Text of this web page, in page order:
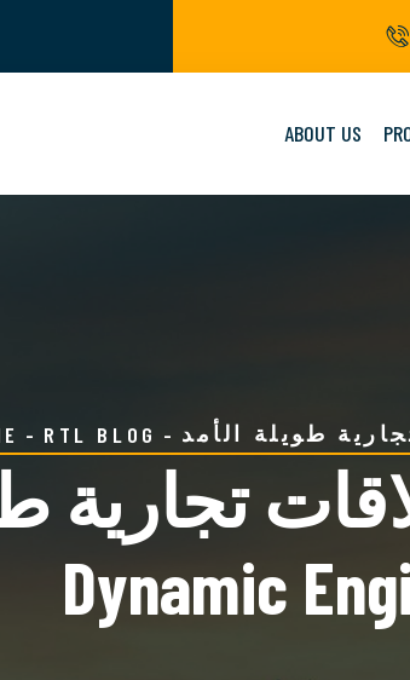
ABOUT US
RTL BLOG طويلة الأمد
تجارية
Dynamic